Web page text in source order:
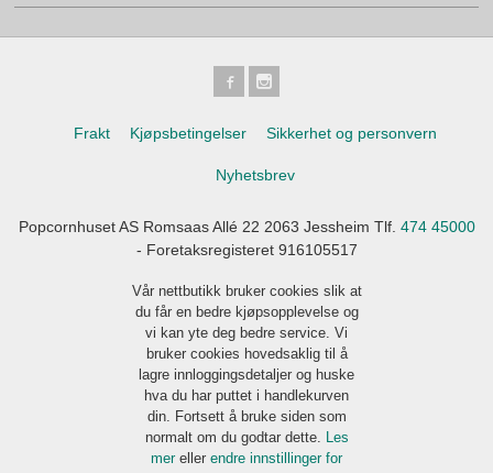
Frakt Kjøpsbetingelser Sikkerhet og personvern
Nyhetsbrev
Popcornhuset AS Romsaas Allé 22 2063 Jessheim Tlf. 474 45000
- Foretaksregisteret 916105517
Vår nettbutikk bruker cookies slik at
du får en bedre kjøpsopplevelse og
vi kan yte deg bedre service. Vi
bruker cookies hovedsaklig til å
lagre innloggingsdetaljer og huske
hva du har puttet i handlekurven
din. Fortsett å bruke siden som
normalt om du godtar dette. Les
mer eller endre innstillinger for